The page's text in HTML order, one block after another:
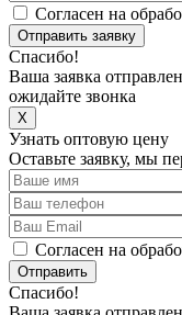
Согласен на
Отправить заявку
Спасибо!
Ваша заявка
ожидайте звонка
X
Узнать оптовую цену
Оставьте заявку, мы
Согласен на
Отправить
Спасибо!